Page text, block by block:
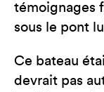
témoignages
sous le pont
Ce bateau
devrait pas